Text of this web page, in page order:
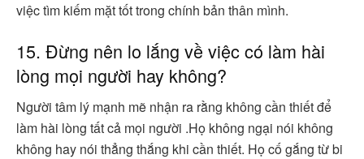
việc tìm kiếm mặt tốt trong chính bản thân mình.
15. Đừng nên lo lắng về việc có làm hài
lòng mọi người hay không?
Người tâm lý mạnh mẽ nhận ra rằng không cần thiết để
làm hài lòng tất cả mọi người .Họ không ngại nói không
không hay nói thẳng thắng khi cần thiết. Họ cố gắng từ bi